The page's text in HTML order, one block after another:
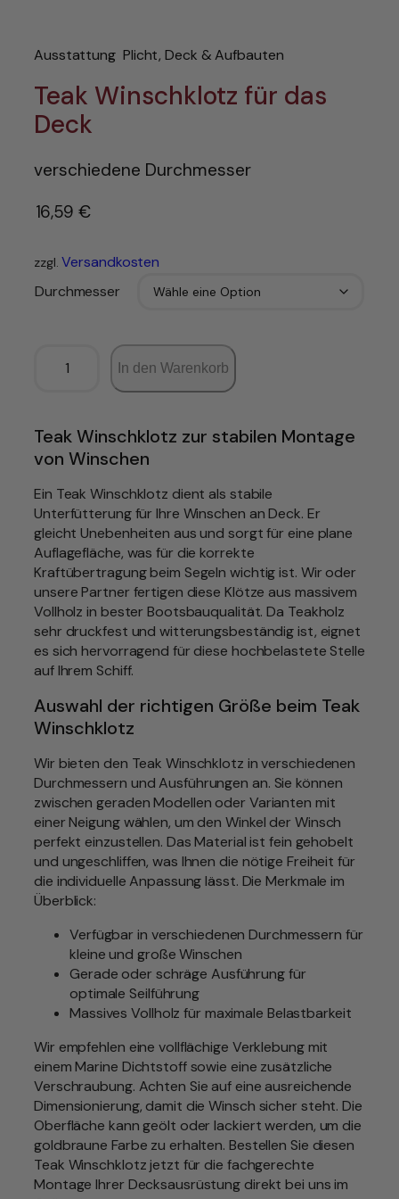
Ausstattung Plicht, Deck & Aufbauten
Teak Winschklotz für das
Deck
verschiedene Durchmesser
16,59 €
zzgl.Versandkosten
Durchmesser
W
n
s
c
h
k
l
o
t
z
f
ü
d
a
D
e
c
k
v
e
r
s
n
D
u
r
h
m
In den Warenkorb
Teak Winschklotz zur stabilen Montage
von Winschen
Ein Teak Winschklotz dient als stabile
Unterfütterung für Ihre Winschen an Deck. Er
gleicht Unebenheiten aus und sorgt für eine plane
Auflagefläche, was für die korrekte
Kraftübertragung beim Segeln wichtig ist. Wir oder
unsere Partner fertigen diese Klötze aus massivem
Vollholz in bester Bootsbauqualität. Da Teakholz
sehr druckfest und witterungsbeständig ist, eignet
es sich hervorragend für diese hochbelastete Stelle
auf Ihrem Schiff.
Auswahl der richtigen Größe beim Teak
Winschklotz
Wir bieten den Teak Winschklotz in verschiedenen
Durchmessern und Ausführungen an. Sie können
zwischen geraden Modellen oder Varianten mit
einer Neigung wählen, um den Winkel der Winsch
perfekt einzustellen. Das Material ist fein gehobelt
und ungeschliffen, was Ihnen die nötige Freiheit für
die individuelle Anpassung lässt. Die Merkmale im
Überblick:
Verfügbar in verschiedenen Durchmessern für
kleine und große Winschen
Gerade oder schräge Ausführung für
optimale Seilführung
Massives Vollholz für maximale Belastbarkeit
Wir empfehlen eine vollflächige Verklebung mit
einem Marine Dichtstoff sowie eine zusätzliche
Verschraubung. Achten Sie auf eine ausreichende
Dimensionierung, damit die Winsch sicher steht. Die
Oberfläche kann geölt oder lackiert werden, um die
goldbraune Farbe zu erhalten. Bestellen Sie diesen
Teak Winschklotz jetzt für die fachgerechte
Montage Ihrer Decksausrüstung direkt bei uns im